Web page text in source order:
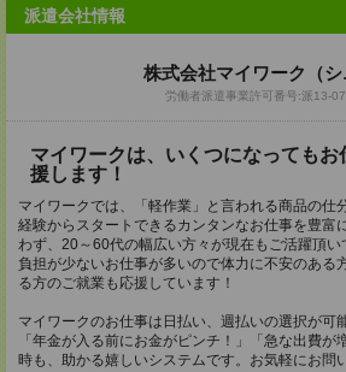
派遣会社情報
株式会社マイワーク（シ
労働者派遣事業許可番号:派13-
マイワークは、いくつになってもお
援します！
マイワークでは、「軽作業」と言われる商品の仕
経験からスタートできるカンタンなお仕事を豊富
わず、20～60代の幅広い方々が現在もご活躍頂い
負担が少ないお仕事が多いので体力に不安のある
る方のご就業も応援しています！
マイワークのお仕事は日払い、週払いの選択が可
「年金が入る前にお金がピンチ！」「急な出費が
時も、助かる嬉しいシステムです。お気軽にお問